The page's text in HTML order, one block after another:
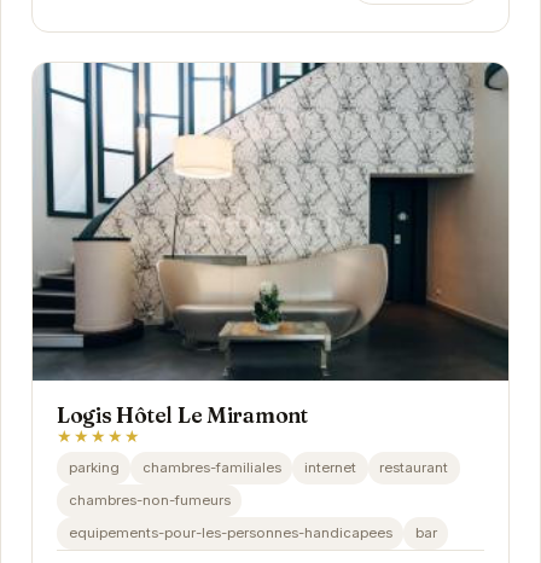
Logis Hôtel Le Miramont
★★★★★
parking chambres-familiales internet
restaurant
chambres-non-fumeurs
equipements-pour-les-personnes-handicapees
bar